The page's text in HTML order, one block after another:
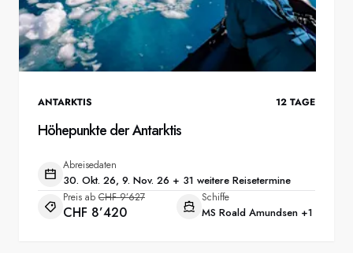
ANTARKTIS 12 TAGE
Höhepunkte der Antarktis
Abreisedaten
30. Okt. 26, 9. Nov. 26 + 31 weitere Reisetermine
Preis ab CHF 9’627
CHF 8’420
Schiffe
MS Roald Amundsen +1